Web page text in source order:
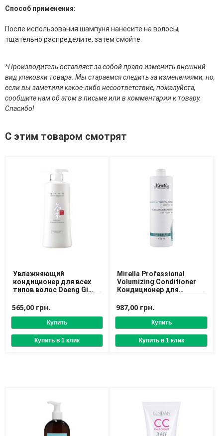
Средства для депиляции
Туалетная вода для тела
Для бороды и усов
Наборы косметики для мужчин
Средства для бритья
Уход для лица
О Магазине
Способ применения:
После использования шампуня нанесите на волосы,
тщательно распределите, затем смойте.
*Производитель оставляет за собой право изменить внешний
вид упаковки товара. Мы стараемся следить за изменениями, но,
если вы заметили какое-либо несоответствие, пожалуйста,
сообщите нам об этом в письме или в комментарии к товару.
Спасибо!
С этим товаром смотрят
Увлажняющий
кондиционер для всех
типов волос Daeng Gi
Treatment
565,00 грн.
Mirella Professional
Volumizing Conditioner
Кондиционер для
987,00 грн.